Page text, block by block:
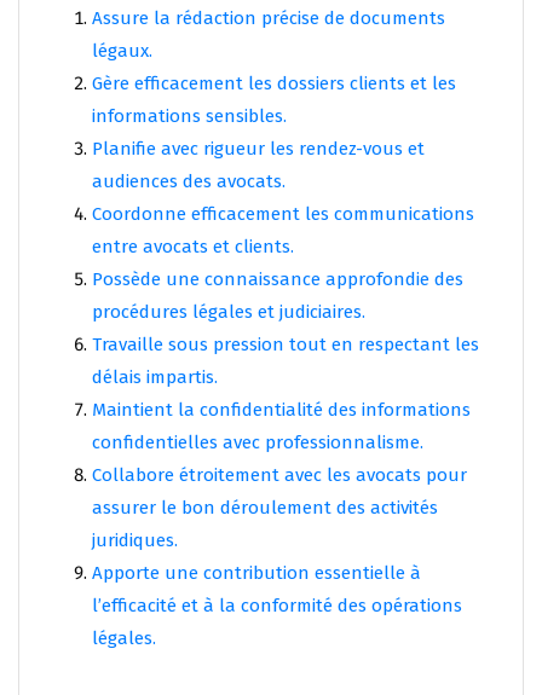
Assure la rédaction précise de documents
légaux.
Gère efficacement les dossiers clients et les
informations sensibles.
Planifie avec rigueur les rendez-vous et
audiences des avocats.
Coordonne efficacement les communications
entre avocats et clients.
Possède une connaissance approfondie des
procédures légales et judiciaires.
Travaille sous pression tout en respectant les
délais impartis.
Maintient la confidentialité des informations
confidentielles avec professionnalisme.
Collabore étroitement avec les avocats pour
assurer le bon déroulement des activités
juridiques.
Apporte une contribution essentielle à
l’efficacité et à la conformité des opérations
légales.